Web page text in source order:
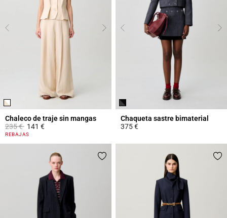
Chaleco de traje sin mangas
Price reduced from
235 €to141 €
5 out of 5 Customer Rating
REBAJAS
Chaqueta sastre bimaterial
375 €